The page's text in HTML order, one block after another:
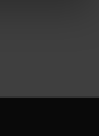
o che hanno